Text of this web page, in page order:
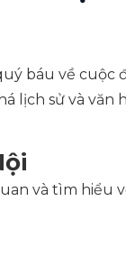
báu về cuộc
lịch sử và văn
và tìm hiểu